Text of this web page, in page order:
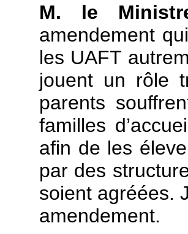
M. le
amendement
les UAFT
jouent un rôle
parents
familles
afin de les
par des
soient agréées.
amendement.